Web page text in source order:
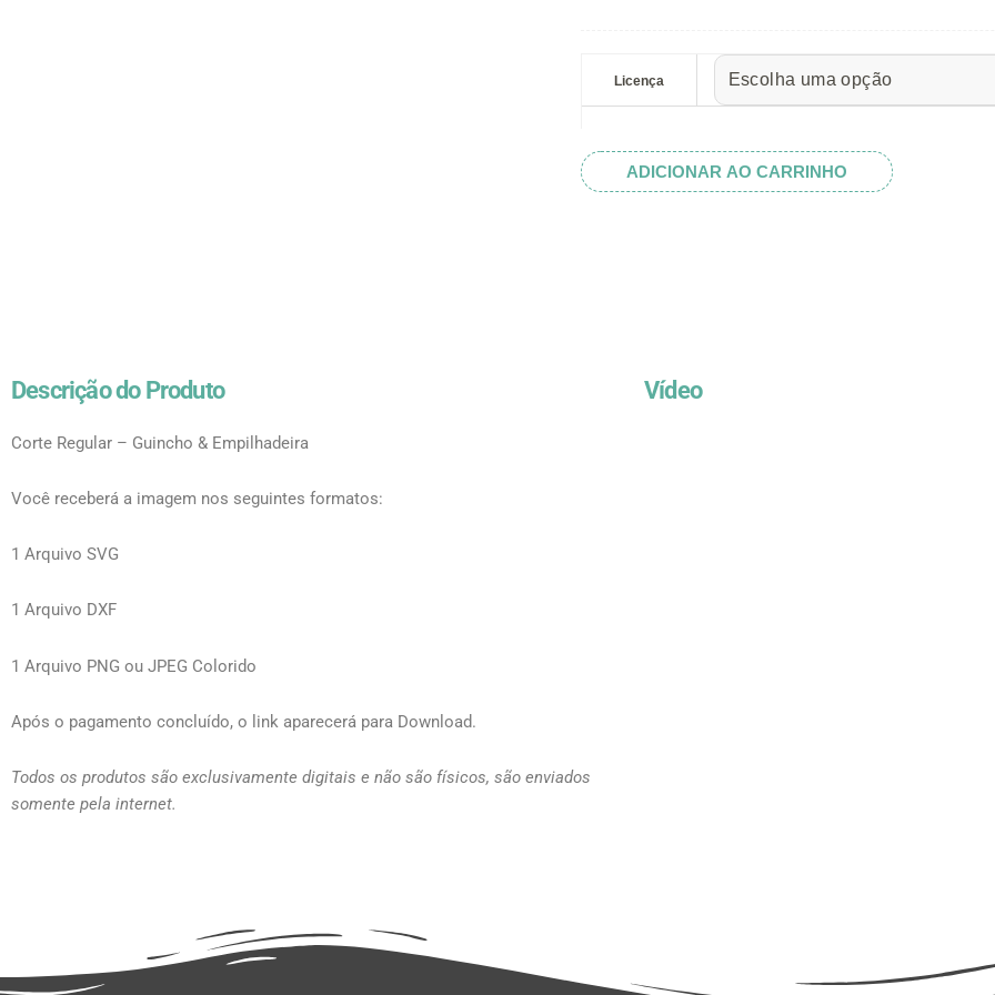
através
R$ 32.82
Licença
ADICIONAR AO CARRINHO
Descrição do Produto
Corte Regular – Guincho & Empilhadeira
Você receberá a imagem nos seguintes formatos:
1 Arquivo SVG
1 Arquivo DXF
1 Arquivo PNG ou JPEG Colorido
Após o pagamento concluído, o link aparecerá para Download.
Todos os produtos são exclusivamente digitais e não são físicos, são enviados
somente pela internet.
Vídeo